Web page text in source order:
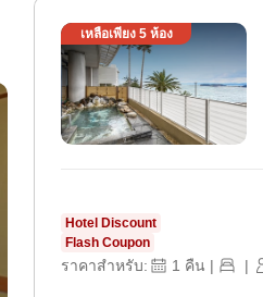
เหลือเพียง 5ห้อง
Hotel Discount
Flash Coupon
ราคาสำหรับ: 1 คืน | |